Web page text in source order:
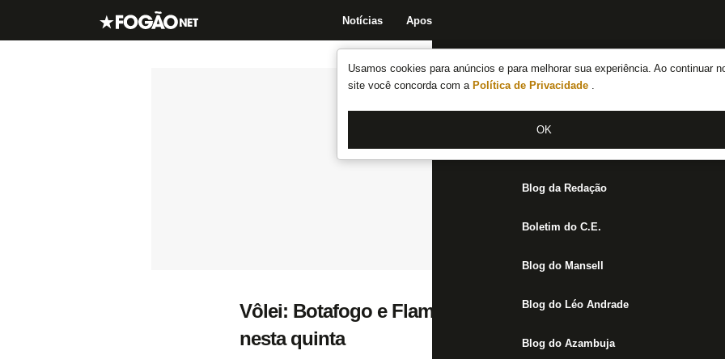
Usamos cookies para anúncios e para melhorar sua experiência. Ao continuar
site você concorda com a Política de Privacidade .
OK
Notícias Apostas
Notícias do Botafogo
Fórum
Jogos
Blog da Redação
Boletim do C.E.
Blog do Mansell
Blog do Léo Andrade
Blog do Azambuja
Vôlei: Botafogo e Flamengo duelam por vaga na final do
nesta quinta